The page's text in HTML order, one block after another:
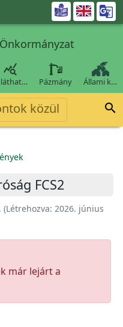


Pázmány Állami k…
közül 
FCS2
(Létrehozva: 2026. június
már lejárt a